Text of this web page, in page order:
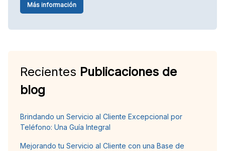
Más información
Recientes Publicaciones de
blog
Brindando un Servicio al Cliente Excepcional por
Teléfono: Una Guía Integral
Mejorando tu Servicio al Cliente con una Base de